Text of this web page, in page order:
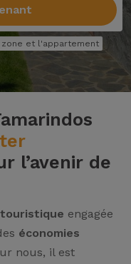
zone et l'appartement
l’avenir de
engagée
économies
nous, il est